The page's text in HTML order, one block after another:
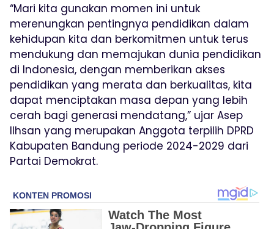
“Mari kita gunakan momen ini untuk
merenungkan pentingnya pendidikan dalam
kehidupan kita dan berkomitmen untuk terus
mendukung dan memajukan dunia pendidikan
di Indonesia, dengan memberikan akses
pendidikan yang merata dan berkualitas, kita
dapat menciptakan masa depan yang lebih
cerah bagi generasi mendatang,” ujar Asep
Ilhsan yang merupakan Anggota terpilih DPRD
Kabupaten Bandung periode 2024-2029 dari
Partai Demokrat.